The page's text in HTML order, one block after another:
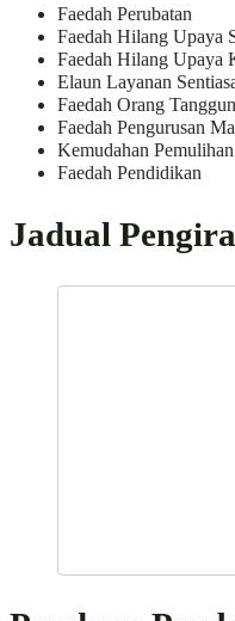
Faedah Perubatan
Faedah Hilang Upaya
Faedah Hilang
Elaun Layanan
Faedah Orang
Faedah Pengurusan
Kemudahan
Faedah Pendidikan
Jadual